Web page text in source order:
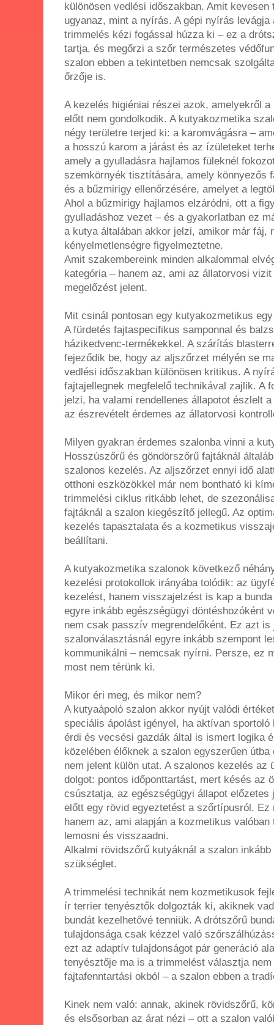
különösen vedlési időszakban. Amit
ugyanaz, mint a nyírás. A gépi nyírás
trimmelés kézi fogással húzza ki – ez a
tartja, és megőrzi a szőr természetes
szalon ebben a tekintetben nemcsak
őrzője is.
A kezelés higiéniai részei azok, amelyekről
előtt nem gondolkodik. A kutyakozmetika
négy területre terjed ki: a karomvágásra –
a hosszú karom a járást és az ízületeket
amely a gyulladásra hajlamos füleknél
szemkörnyék tisztítására, amely könnyezős
és a bűzmirigy ellenőrzésére, amelyet a
Ahol a bűzmirigy hajlamos elzáródni, ott a
gyulladáshoz vezet – és a gyakorlatban ez
a kutya általában akkor jelzi, amikor már fáj,
kényelmetlenségre figyelmeztetne.
Amit szakembereink minden alkalommal
kategória – hanem az, ami az állatorvosi
megelőzést jelent.
Mit csinál pontosan egy kutyakozmetikus
A fürdetés fajtaspecifikus samponnal és
házikedvenc-termékekkel. A szárítás
fejeződik be, hogy az aljszőrzet mélyén se
vedlési időszakban különösen kritikus. A
fajtajellegnek megfelelő technikával zajlik. A
jelzi, ha valami rendellenes állapotot észlelt
az észrevételt érdemes az állatorvosi
Milyen gyakran érdemes szalonba vinni a
Hosszúszőrű és göndörszőrű fajtáknál
szalonos kezelés. Az aljszőrzet ennyi idő
otthoni eszközökkel már nem bontható ki
trimmelési ciklus ritkább lehet, de
fajtáknál a szalon kiegészítő jellegű. Az
kezelés tapasztalata és a kozmetikus
beállítani.
A kutyakozmetika szalonok következő
kezelési protokollok irányába tolódik: az
kezelést, hanem visszajelzést is kap a
egyre inkább egészségügyi döntéshozóként
nem csak passzív megrendelőként. Ez azt is
szalonválasztásnál egyre inkább szempont
kommunikálni – nemcsak nyírni. Persze, ez
most nem térünk ki.
Mikor éri meg, és mikor nem?
A kutyaápoló szalon akkor nyújt valódi
speciális ápolást igényel, ha aktívan
érdi és vecsési gazdák által is ismert logika
közelében élőknek a szalon egyszerűen
nem jelent külön utat. A szalonos kezelés az
dolgot: pontos időponttartást, mert késés az
csúsztatja, az egészségügyi állapot
előtt egy rövid egyeztetést a szőrtípusról. Ez
hanem az, ami alapján a kozmetikus
lemosni és visszaadni.
Alkalmi rövidszőrű kutyáknál a szalon
szükséglet.
A trimmelési technikát nem kozmetikusok
ír terrier tenyésztők dolgozták ki, akiknek
bundát kezelhetővé tenniük. A drótszőrű
tulajdonsága csak kézzel való
ezt az adaptív tulajdonságot pár generáció
tenyésztője ma is a trimmelést választja
fajtafenntartási okból – a szalon ebben a
Kinek nem való: annak, akinek rövidszőrű,
és elsősorban az árat nézi – ott a szalon